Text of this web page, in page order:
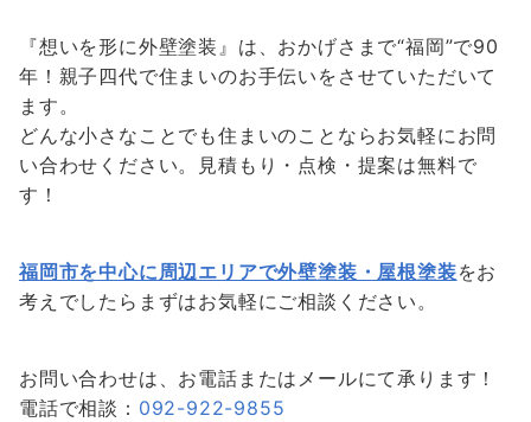
『想いを形に外壁塗装』は、おかげさまで“福岡”で90
年！親子四代で住まいのお手伝いをさせていただいて
ます。
どんな小さなことでも住まいのことならお気軽にお問
い合わせください。見積もり・点検・提案は無料で
す！
福岡市を中心に周辺エリアで外壁塗装・屋根塗装をお
考えでしたらまずはお気軽にご相談ください。
お問い合わせは、お電話またはメールにて承ります！
電話で相談： 092-922-9855